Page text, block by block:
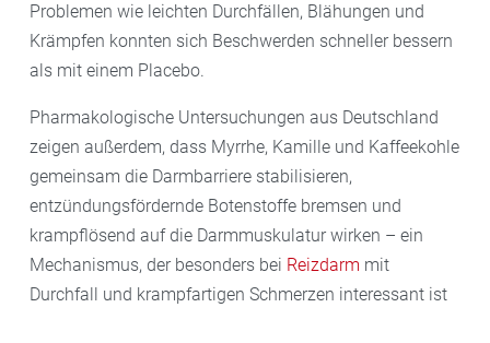
Problemen wie leichten Durchfällen, Blähungen und
Krämpfen konnten sich Beschwerden schneller bessern
als mit einem Placebo.
Pharmakologische Untersuchungen aus Deutschland
zeigen außerdem, dass Myrrhe, Kamille und Kaffeekohle
gemeinsam die Darmbarriere stabilisieren,
entzündungsfördernde Botenstoffe bremsen und
krampflösend auf die Darmmuskulatur wirken – ein
Mechanismus, der besonders bei Reizdarm mit
Durchfall und krampfartigen Schmerzen interessant ist